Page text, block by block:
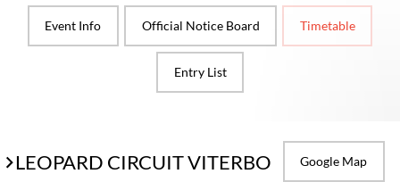
Event Info
Official Notice Board Timetable
Entry List
LEOPARD CIRCUIT VITERBO Google Map